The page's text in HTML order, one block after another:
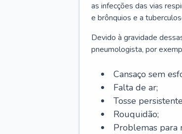
as infecções das vias
e brônquios e a
Devido à gravidade
pneumologista, por
Cansaço sem
Falta de ar;
Tosse
Rouquidão;
Problemas para